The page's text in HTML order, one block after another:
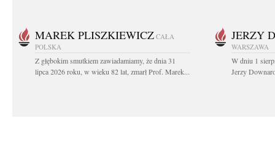
MAREK PLISZKIEWICZ CAŁA
POLSKA
Z głębokim smutkiem zawiadamiamy, że dnia 31
lipca 2026 roku, w wieku 82 lat, zmarł Prof. Marek...
JERZY
WARSZAWA
W dniu 1
Jerzy